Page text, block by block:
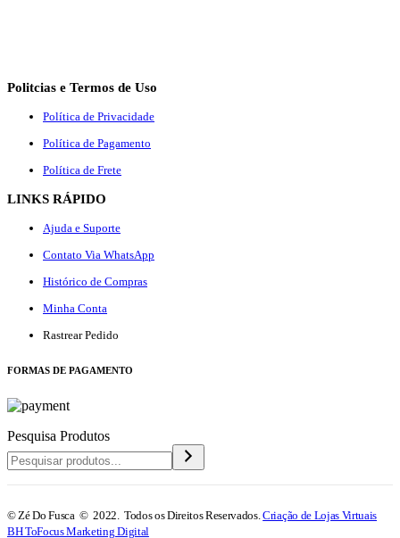
Politcias e Termos de Uso
Política de Privacidade
Política de Pagamento
Política de Frete
LINKS RÁPIDO
Ajuda e Suporte
Contato Via WhatsApp
Histórico de Compras
Minha Conta
Rastrear Pedido
FORMAS DE PAGAMENTO
Pesquisa Produtos
© Zé Do Fusca © 2022. Todos os Direitos Reservados.Criação de Lojas Virtuais
BH ToFocus Marketing Digital